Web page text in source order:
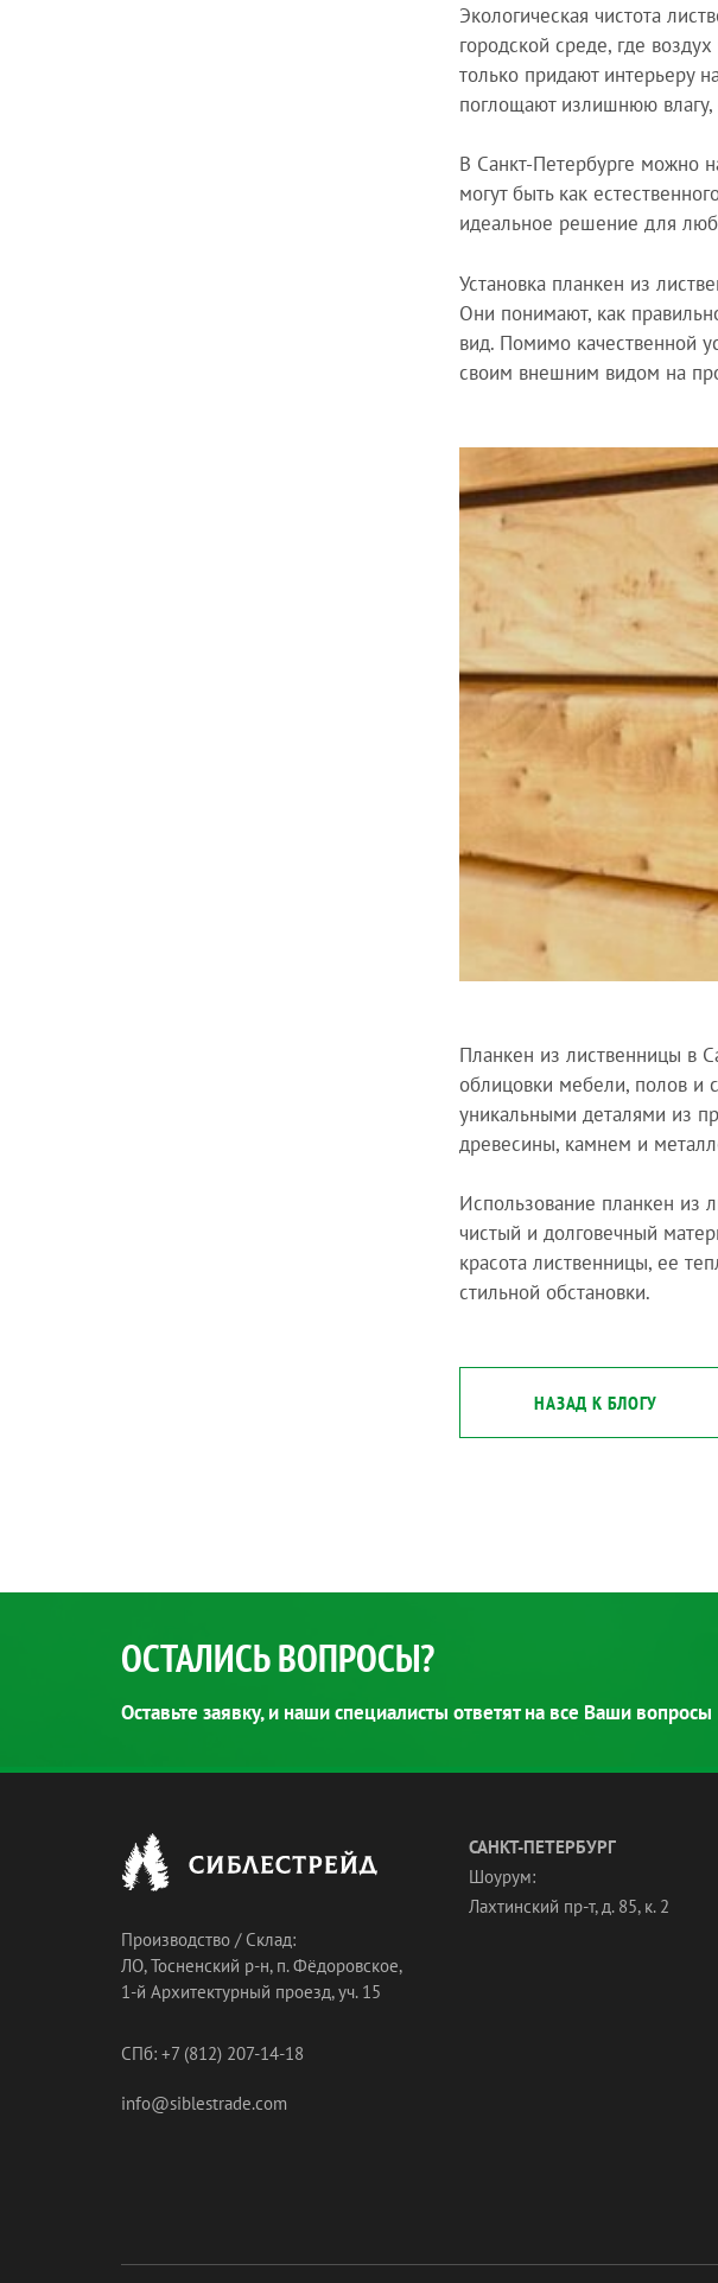
Экологическая чистота
городской среде, где
только придают интерьеру
поглощают излишнюю
В Санкт-Петербурге можно
могут быть как
идеальное решение для
Установка планкен из
Они понимают, как
вид. Помимо качественной
своим внешним видом на
Планкен из лиственницы в
облицовки мебели, полов и
уникальными деталями из
древесины, камнем и
Использование планкен из
чистый и долговечный
красота лиственницы, ее
стильной обстановки.
НАЗАД К БЛОГУ
ОСТАЛИСЬ ВОПРОСЫ?
Оставьте заявку, и наши специалисты ответят на все Ваши вопросы
Производство / Склад:
ЛО, Тосненский р-н, п. Фёдоровское,
1-й Архитектурный проезд, уч. 15
СПб: +7 (812) 207-14-18
info@siblestrade.com
САНКТ-ПЕТЕРБУРГ
Шоурум:
Лахтинский пр-т, д. 85, к. 2